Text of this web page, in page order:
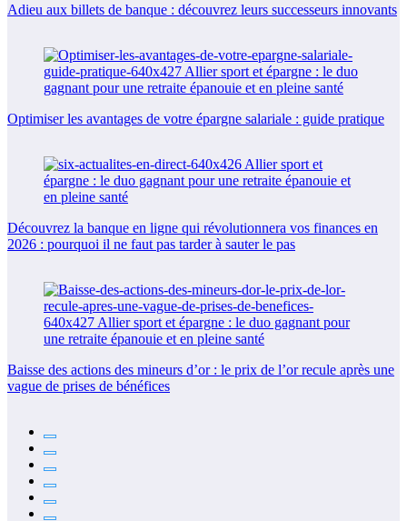
Adieu aux billets de banque : découvrez leurs successeurs innovants
Optimiser les avantages de votre épargne salariale : guide pratique
Découvrez la banque en ligne qui révolutionnera vos finances en
2026 : pourquoi il ne faut pas tarder à sauter le pas
Baisse des actions des mineurs d’or : le prix de l’or recule après une
vague de prises de bénéfices